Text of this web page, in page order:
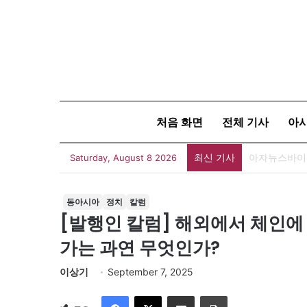
처음 화면 전체 기사 아
Saturday, August 8 2026 최신 기사 아자뉴스바
동아시아 정치 칼럼
[발행인 칼럼] 해외에서 체인
가는 과연 무엇인가?
이상기 September 7, 2025
Facebook
X 이메일 인쇄